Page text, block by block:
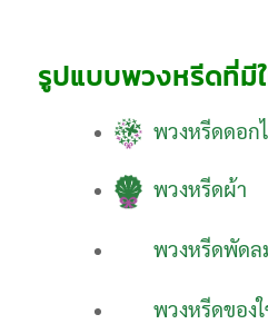
รูปแบบพวงหรีดที่มี
พวงหรีดดอก
พวงหรีดผ้า
พวงหรีดพัดล
พวงหรีดของ